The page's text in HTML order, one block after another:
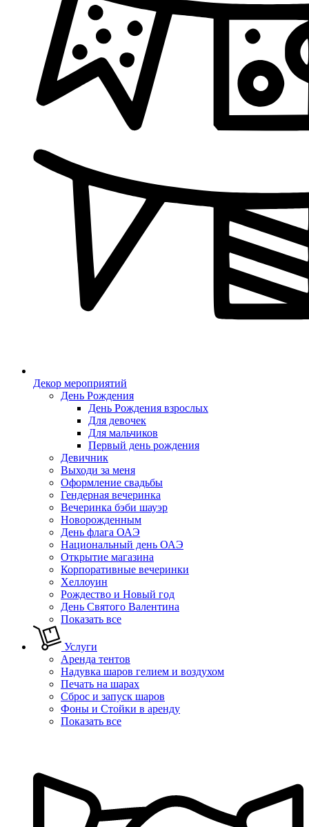
Декор мероприятий
День Рождения
День Рождения взрослых
Для девочек
Для мальчиков
Первый день рождения
Девичник
Выходи за меня
Оформление свадьбы
Гендерная вечеринка
Вечеринка бэби шауэр
Новорожденным
День флага ОАЭ
Национальный день ОАЭ
Открытие магазина
Корпоративные вечеринки
Хеллоуин
Рождество и Новый год
День Святого Валентина
Показать все
Услуги
Аренда тентов
Надувка шаров гелием и воздухом
Печать на шарах
Сброс и запуск шаров
Фоны и Стойки в аренду
Показать все